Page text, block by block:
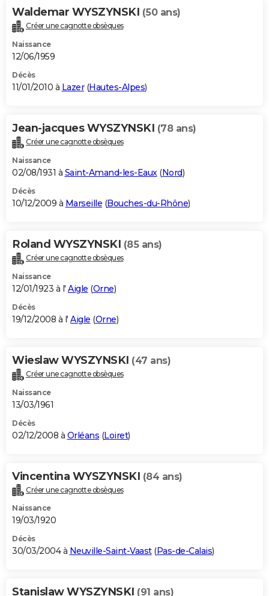
Waldemar WYSZYNSKI (50 ans)
Créer une cagnotte obsèques
Naissance
12/06/1959
Décès
11/01/2010 à Lazer(Hautes-Alpes)
Jean-jacques WYSZYNSKI (78 ans)
Créer une cagnotte obsèques
Naissance
02/08/1931 à Saint-Amand-les-Eaux(Nord)
Décès
10/12/2009 à Marseille (Bouches-du-Rhône)
Roland WYSZYNSKI (85 ans)
Créer une cagnotte obsèques
Naissance
12/01/1923 à l' Aigle (Orne)
Décès
19/12/2008 à l' Aigle (Orne)
Wieslaw WYSZYNSKI (47 ans)
Créer une cagnotte obsèques
Naissance
13/03/1961
Décès
02/12/2008 à Orléans (Loiret)
Vincentina WYSZYNSKI (84 ans)
Créer une cagnotte obsèques
Naissance
19/03/1920
Décès
30/03/2004 à Neuville-Saint-Vaast(Pas-de-Calais)
Stanislaw WYSZYNSKI (91 ans)